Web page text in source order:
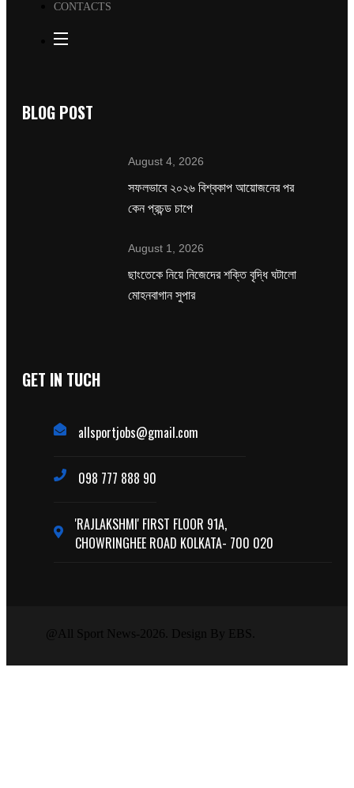
CONTACTS
BLOG POST
August 4, 2026
সফলভাবে ২০২৬ বিশ্বকাপ আয়োজনের পর
কেন প্রচন্ড চাপে
August 1, 2026
ছাংতেকে নিয়ে নিজেদের শক্তি বৃদ্ধি ঘটালো
মোহনবাগান সুপার
GET IN TUCH
allsportjobs@gmail.com
098 777 888 90
'RAJLAKSHMI' FIRST FLOOR 91A,
CHOWRINGHEE ROAD KOLKATA- 700 020
@All Sport News-2026. Design By EBS.